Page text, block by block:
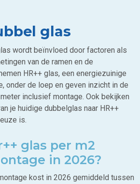
glas
wordt beïnvloed door factoren als
van de ramen en de
HR++ glas, een energiezuinige
onder de loep en geven inzicht in de
inclusief montage. Ook bekijken
je huidige dubbelglas naar HR++
is.
glas per m2
in 2026?
kost in 2026 gemiddeld tussen